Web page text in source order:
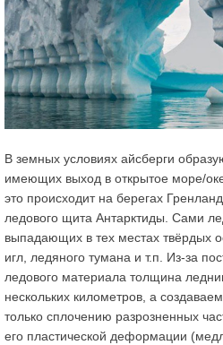
В земных условиях айсберги
имеющих выход в открытое море/
это происходит на берегах
ледового щита Антарктиды. Сами
выпадающих в тех местах твёрдых
игл, ледяного тумана и т.п. Из-за
ледового материала толщина
нескольких километров, а
только сплочению разрозненных
его пластической деформации